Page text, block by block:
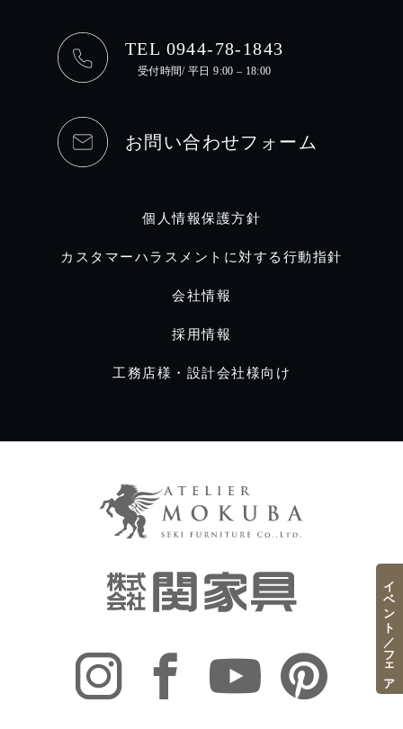
TEL 0944-78-1843
受付時間/ 平日 9:00 – 18:00
お問い合わせフォーム
個人情報保護方針
カスタマーハラスメントに対する行動指針
会社情報
採用情報
工務店様・設計会社様向け
イベント／フェア